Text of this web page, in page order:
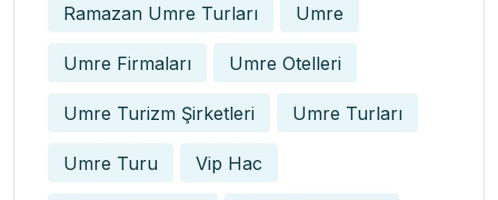
Ramazan Umre Turları Umre
Umre Firmaları Umre Otelleri
Umre Turizm Şirketleri Umre Turları
Umre Turu Vip Hac